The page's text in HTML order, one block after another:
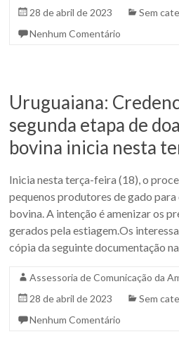
28 de abril de 2023
Sem
Nenhum Comentário
Uruguaiana:
segunda etapa de
bovina inicia nesta
Inicia nesta terça-feira (18), o
pequenos produtores de gado
bovina. A intenção é amenizar os
gerados pela estiagem.Os
cópia da seguinte documentação
Assessoria de Comunicação da
28 de abril de 2023
Sem
Nenhum Comentário